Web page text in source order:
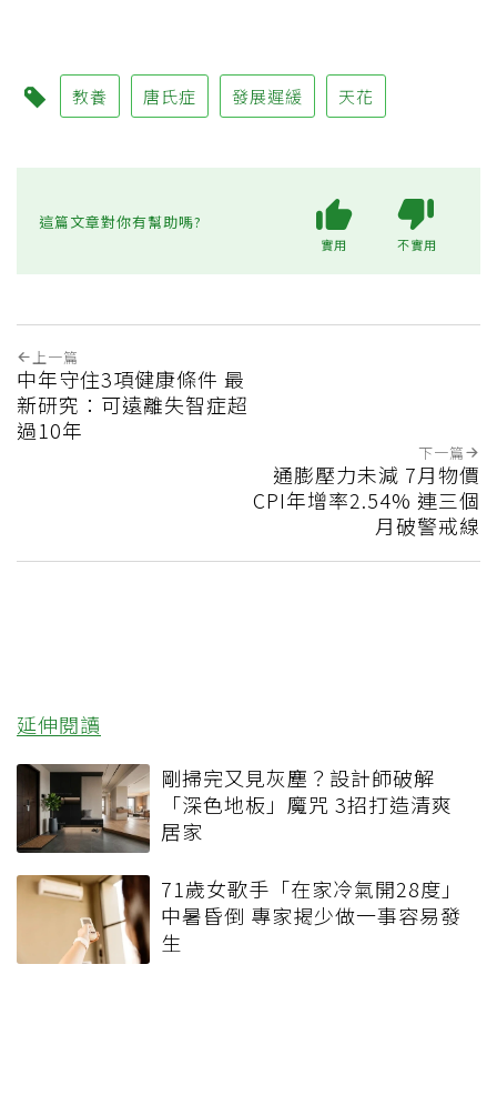
教養 唐氏症 發展遲緩 天花
這篇文章對你有幫助嗎?
實用 不實用
上一篇
中年守住3項健康條件 最
新研究：可遠離失智症超
過10年
下一篇
通膨壓力未減 7月物價
CPI年增率2.54% 連三個
月破警戒線
延伸閱讀
剛掃完又見灰塵？設計師破解
「深色地板」魔咒 3招打造清爽
居家
71歲女歌手「在家冷氣開28度」
中暑昏倒 專家揭少做一事容易發
生